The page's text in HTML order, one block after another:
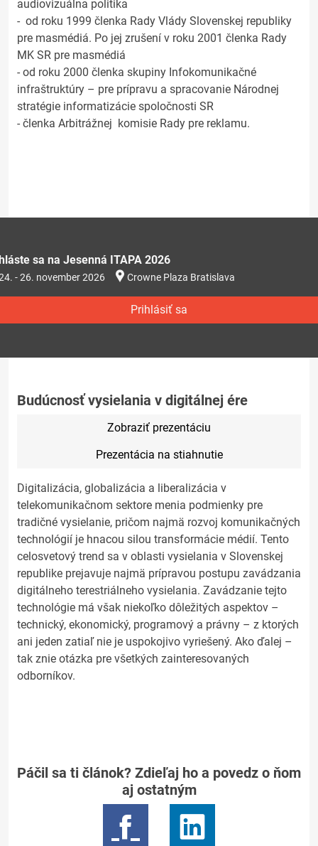
audiovizuálna politika
- od roku 1999 členka Rady Vlády Slovenskej republiky
pre masmédiá. Po jej zrušení v roku 2001 členka Rady
MK SR pre masmédiá
- od roku 2000 členka skupiny Infokomunikačné
infraštruktúry – pre prípravu a spracovanie Národnej
stratégie informatizácie spoločnosti SR
- členka Arbitrážnej komisie Rady pre reklamu.
sa na Jesenná ITAPA 2026
- 26. november 2026 Crowne Plaza Bratislava
Prihlásiť sa
Budúcnosť vysielania v digitálnej ére
Zobraziť prezentáciu
Prezentácia na stiahnutie
Digitalizácia, globalizácia a liberalizácia v
telekomunikačnom sektore menia podmienky pre
tradičné vysielanie, pričom najmä rozvoj komunikačných
technológií je hnacou silou transformácie médií. Tento
celosvetový trend sa v oblasti vysielania v Slovenskej
republike prejavuje najmä prípravou postupu zavádzania
digitálneho terestriálneho vysielania. Zavádzanie tejto
technológie má však niekoľko dôležitých aspektov –
technický, ekonomický, programový a právny – z ktorých
ani jeden zatiaľ nie je uspokojivo vyriešený. Ako ďalej –
tak znie otázka pre všetkých zainteresovaných
odborníkov.
Páčil sa ti článok? Zdieľaj ho a povedz o ňom
aj ostatným